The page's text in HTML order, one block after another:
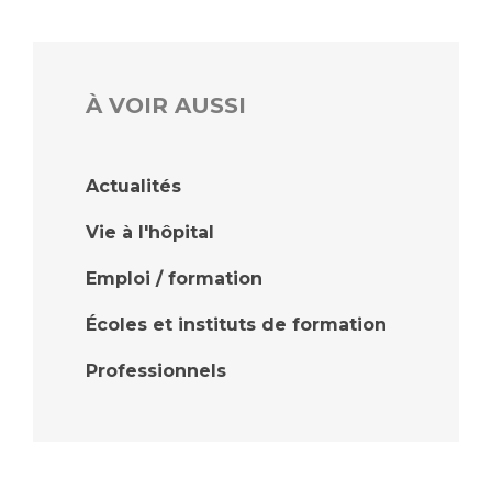
Protection des données
À VOIR AUSSI
Actualités
Vie à l'hôpital
Emploi / formation
Écoles et instituts de formation
Professionnels